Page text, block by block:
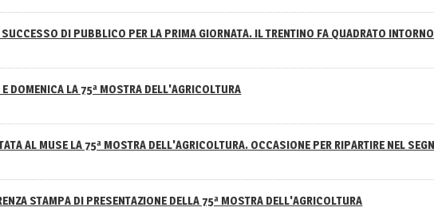
DI PUBBLICO PER LA PRIMA GIORNATA. IL TRENTINO FA QUADRATO
DOMENICA LA 75ª MOSTRA DELL'AGRICOLTURA
AL MUSE LA 75ª MOSTRA DELL'AGRICOLTURA. OCCASIONE PER RIPARTIRE NEL
STAMPA DI PRESENTAZIONE DELLA 75ª MOSTRA DELL'AGRICOLTURA